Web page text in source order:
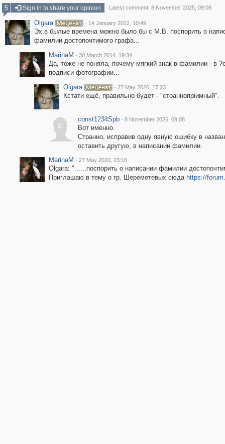
5
Sign in to share your opinion Latest comment: 8 November 2025, 09:08
Olgara · 14 January 2012, 10:49
Эх,в былые времена можно было бы с М.В. поспорить о
фамилии достопочтимого графа...
MarinaM · 30 March 2014, 19:34
Да, тоже не поняла, почему мягкий знак в фамилии - в
подписи фотографии...
Olgara
· 27 May 2020, 17:23
Кстати ещё, правильно будет - "страннопрiимный".
c
const1234Spb · 8 November 2025, 09:08
Вот именно.
Странно, исправив одну явную ошибку в
оставить другую, в написании фамилии.
MarinaM · 27 May 2020, 23:16
Olgara: "......поспорить о написании фамилии
Приглашаю в тему о гр. Шереметевых сюда https://